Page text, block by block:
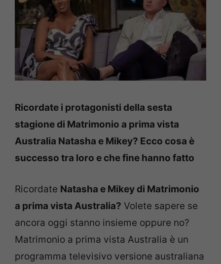
Ricordate i protagonisti della sesta
stagione di Matrimonio a prima vista
Australia Natasha e Mikey? Ecco cosa è
successo tra loro e che fine hanno fatto
Ricordate Natasha e Mikey di Matrimonio
a prima vista Australia? Volete sapere se
ancora oggi stanno insieme oppure no?
Matrimonio a prima vista Australia è un
programma televisivo versione australiana